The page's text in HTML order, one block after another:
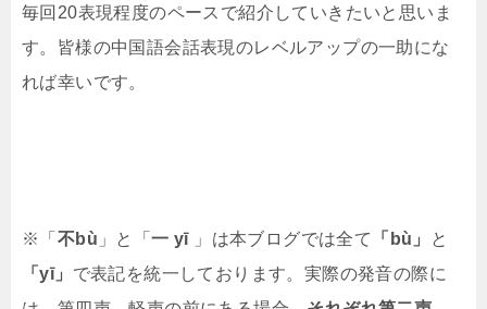
毎回20表現程度のペースで紹介していきたいと思いま
す。皆様の中国語会話表現のレベルアップの一助にな
れば幸いです。
※「 不bù 」と「一 yī」は本ブログでは全て 「bù」
と
「yī」 で表記を統一しております。実際の発音の際に